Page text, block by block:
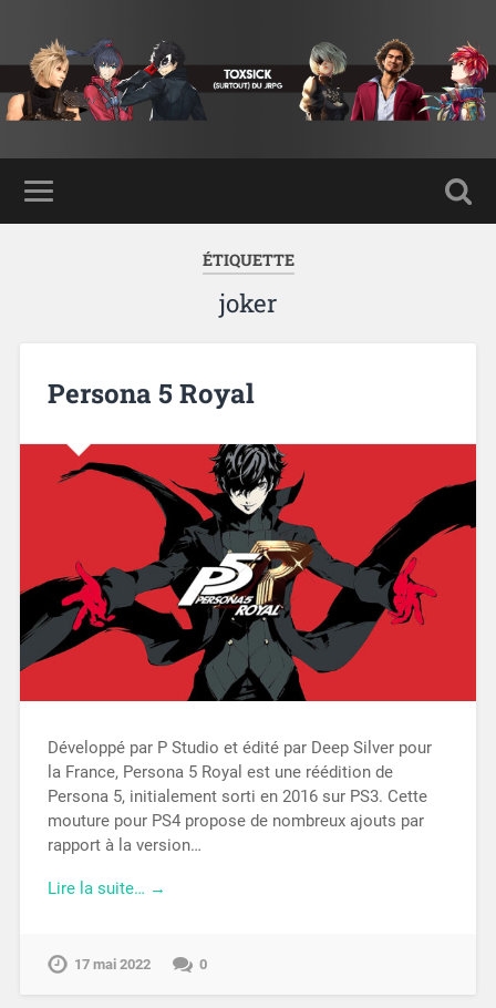
ÉTIQUETTE
joker
Persona 5 Royal
Développé par P Studio et édité par Deep Silver pour
la France, Persona 5 Royal est une réédition de
Persona 5, initialement sorti en 2016 sur PS3. Cette
mouture pour PS4 propose de nombreux ajouts par
rapport à la version…
Lire la suite… →
17 mai 2022 0